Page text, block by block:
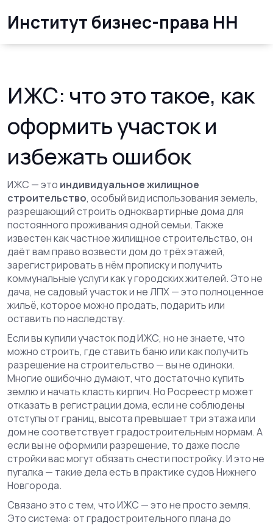
Институт бизнес-права НН
ИЖС: что это такое, как
оформить участок и
избежать ошибок
ИЖС — это индивидуальное жилищное
строительство, особый вид использования земель,
разрешающий строить одноквартирные дома для
постоянного проживания одной семьи. Также
известен какчастное жилищное строительство, он
даёт вам право возвести дом до трёх этажей,
зарегистрировать в нём прописку и получить
коммунальные услуги как у городских жителей. Это не
дача, не садовый участок и не ЛПХ — это полноценное
жильё, которое можно продать, подарить или
оставить по наследству.
Если вы купили участок под ИЖС, но не знаете, что
можно строить, где ставить баню или как получить
разрешение на строительство — вы не одиноки.
Многие ошибочно думают, что достаточно купить
землю и начать класть кирпич. Но Росреестр может
отказать в регистрации дома, если не соблюдены
отступы от границ, высота превышает три этажа или
дом не соответствует градостроительным нормам. А
если вы не оформили разрешение, то даже после
стройки вас могут обязать снести постройку. И это не
пугалка — такие дела есть в практике судов Нижнего
Новгорода.
Связано это с тем, что ИЖС — это не просто земля.
Это система: от градостроительного плана до